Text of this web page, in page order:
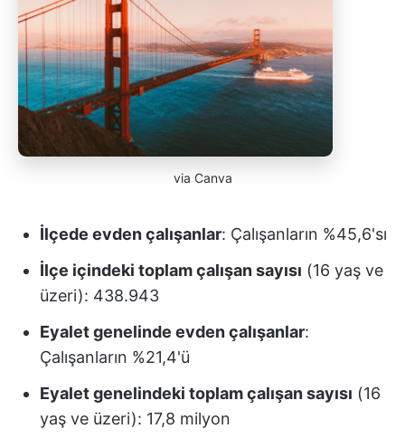
via Canva
İlçede evden çalışanlar: Çalışanların %45,6'sı
İlçe içindeki toplam çalışan sayısı (16 yaş ve
üzeri): 438.943
Eyalet genelinde evden çalışanlar:
Çalışanların %21,4'ü
Eyalet genelindeki toplam çalışan sayısı (16
yaş ve üzeri): 17,8 milyon